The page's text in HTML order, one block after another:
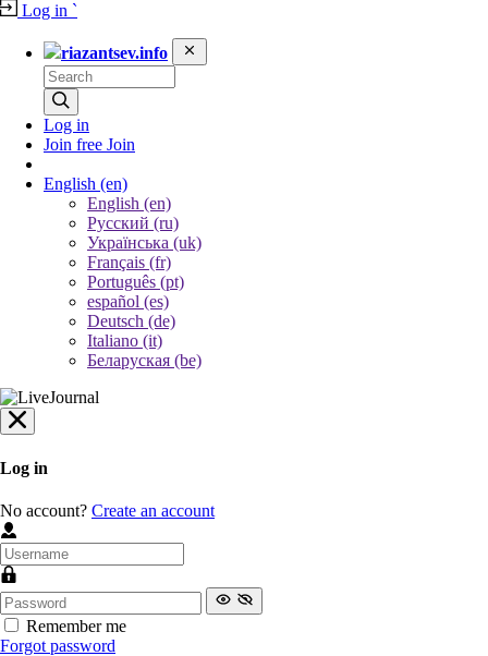
Log in `
riazantsev.info
Log in
Join free Join
English (en)
English (en)
Русский (ru)
Українська (uk)
Français (fr)
Português (pt)
español (es)
Deutsch (de)
Italiano (it)
Беларуская (be)
Log in
No account? Create an account
Remember me
Forgot password